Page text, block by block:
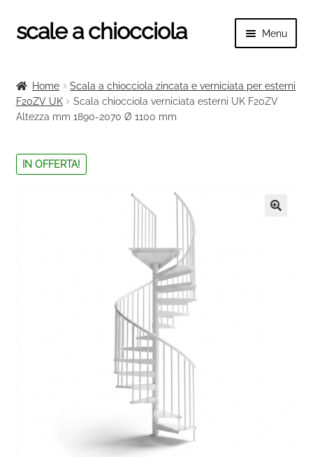
Vai
alla
Vai
al
scale a chiocciola Menu
il
menu
Tutte le scale
Ringhiere e balaustre
menu
Home
Scala a chiocciola zincata e verniciata per esterni
F20ZV UK
Scala chiocciola verniciata esterni UK F20ZV
Altezza mm 1890-2070 Ø 1100 mm
IN OFFERTA!